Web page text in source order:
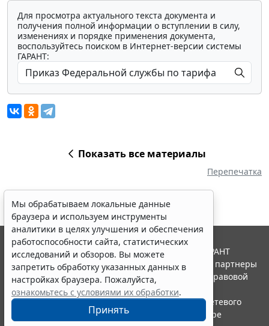
Для просмотра актуального текста документа и
получения полной информации о вступлении в силу,
изменениях и порядке применения документа,
воспользуйтесь поиском в Интернет-версии системы
ГАРАНТ:
Показать все материалы
Перепечатка
Мы обрабатываем локальные данные
браузера и используем инструменты
аналитики в целях улучшения и обеспечения
работоспособности сайта, статистических
исследований и обзоров. Вы можете
запретить обработку указанных данных в
настройках браузера. Пожалуйста,
ознакомьтесь с условиями их обработки.
Принять
© ООО "НПП "ГАРАНТ-СЕРВИС", 2026. Система ГАРАНТ
выпускается с 1990 года. Компания "Гарант" и ее партнеры
являются участниками Российской ассоциации правовой
информации ГАРАНТ.
Портал ГАРАНТ.РУ зарегистрирован в качестве сетевого
издания Федеральной службой по надзору в сфере